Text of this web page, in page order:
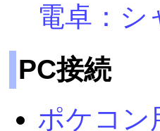
電卓：シ
PC接続
ポケコン